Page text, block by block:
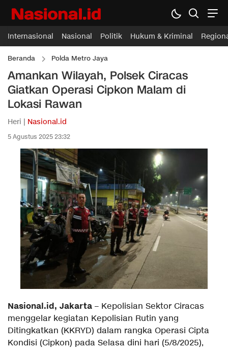
Internasional Nasional Politik Hukum & Kriminal
Beranda Polda Metro Jaya
Amankan Wilayah, Polsek Ciracas
Giatkan Operasi Cipkon Malam di
Lokasi Rawan
Heri | Nasional.id
5 Agustus 2025 23:32
Nasional.id, Jakarta – Kepolisian Sektor Ciracas
menggelar kegiatan Kepolisian Rutin yang
Ditingkatkan (KKRYD) dalam rangka Operasi Cipta
Kondisi (Cipkon) pada Selasa dini hari (5/8/2025),